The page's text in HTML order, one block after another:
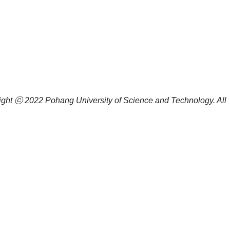
ⓒ 2022 Pohang University of Science and Technology. All